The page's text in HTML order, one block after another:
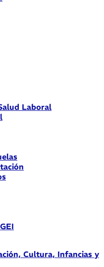
Laboral
Cultura, Infancias y